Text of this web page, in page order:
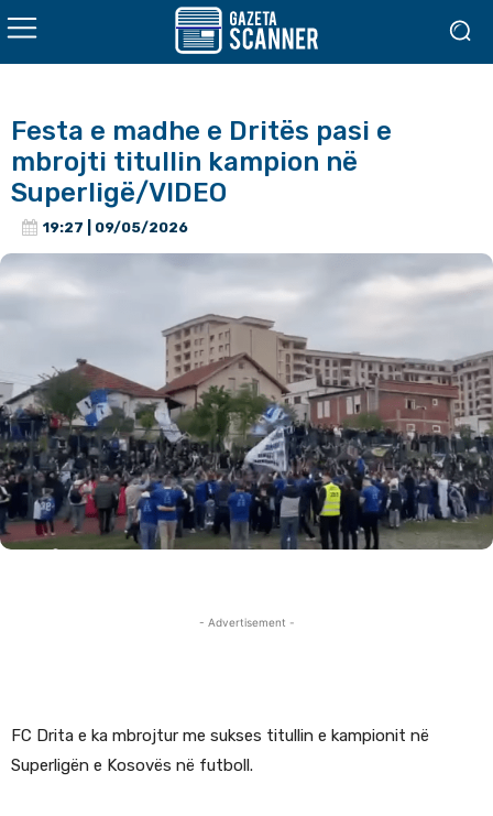
Festa e madhe e Dritës pasi e
mbrojti titullin kampion në
Superligë/VIDEO
19:27 | 09/05/2026
- Advertisement -
FC Drita e ka mbrojtur me sukses titullin e kampionit në
Superligën e Kosovës në futboll.